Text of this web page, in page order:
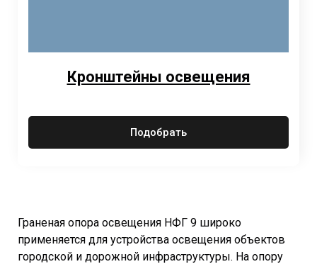
Кронштейны освещения
Подобрать
Граненая опора освещения НФГ 9 широко
применяется для устройства освещения объектов
городской и дорожной инфраструктуры. На опору